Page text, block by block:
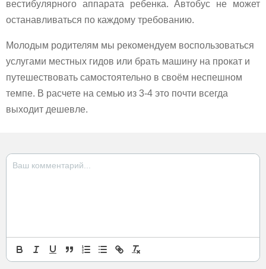
вестибулярного аппарата ребенка. Автобус не может
останавливаться по каждому требованию.
Молодым родителям мы рекомендуем воспользоваться
услугами местных гидов или брать машину на прокат и
путешествовать самостоятельно в своём неспешном
темпе. В расчете на семью из 3-4 это почти всегда
выходит дешевле.